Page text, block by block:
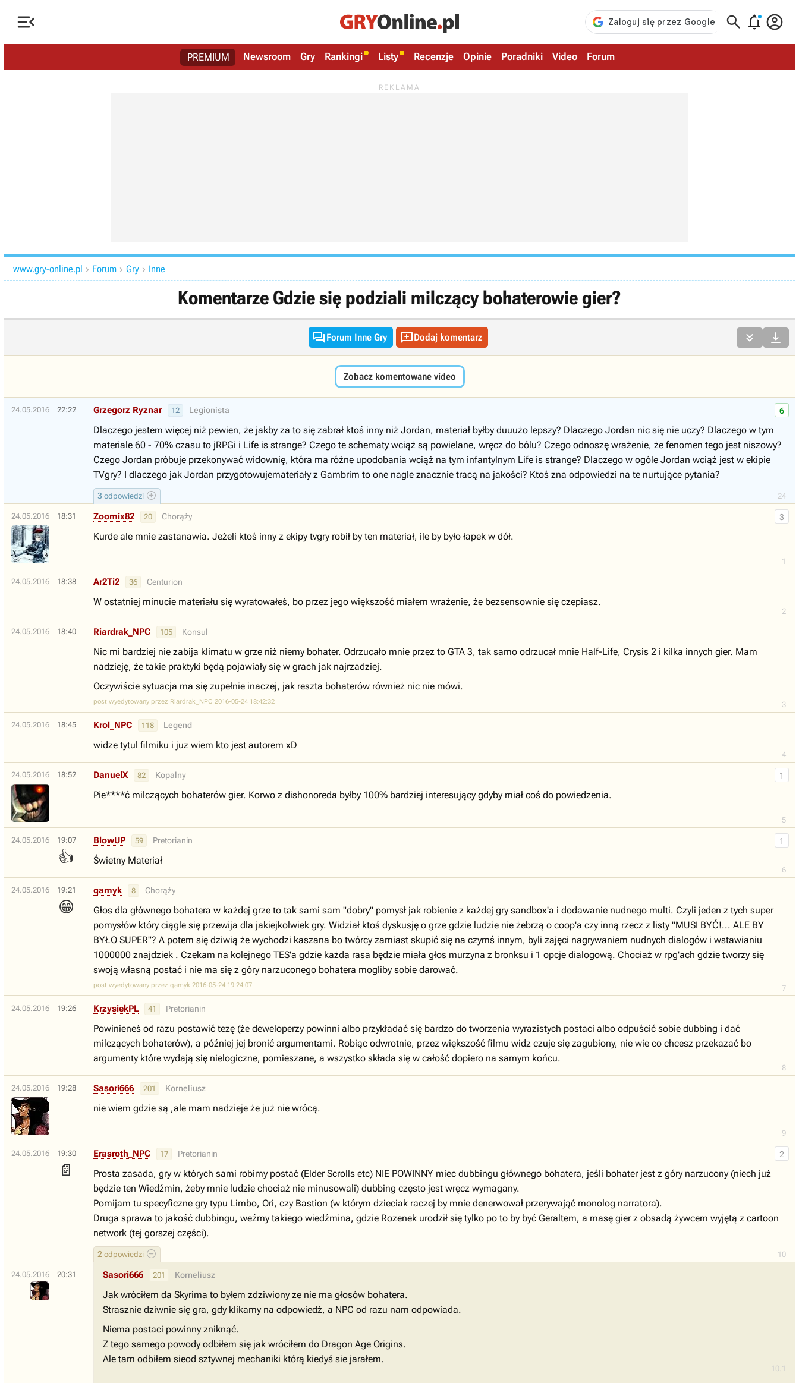
   
PREMIUM Newsroom Gry Rankingi Listy Recenzje Opinie Poradniki Video Forum
www.gry-online.pl  Forum  Gry  Inne
Komentarze Gdzie się podziali milczący bohaterowie gier?
Forum Inne Gry Dodaj komentarz  
Zobacz komentowane video
24.05.2016 22:22
24
6
3 odpowiedzi
Grzegorz Ryznar 12 Legionista
Dlaczego jestem więcej niż pewien, że jakby za to się zabrał ktoś inny niż Jordan, materiał byłby duuużo lepszy? Dlaczego Jordan nic się nie uczy? Dlaczego w tym
materiale 60 - 70% czasu to jRPGi i Life is strange? Czego te schematy wciąż są powielane, wręcz do bólu? Czego odnoszę wrażenie, że fenomen tego jest niszowy?
Czego Jordan próbuje przekonywać widownię, która ma różne upodobania wciąż na tym infantylnym Life is strange? Dlaczego w ogóle Jordan wciąż jest w ekipie
TVgry? I dlaczego jak Jordan przygotowujemateriały z Gambrim to one nagle znacznie tracą na jakości? Ktoś zna odpowiedzi na te nurtujące pytania?
24.05.2016 18:31
1
3
Zoomix82 20 Chorąży
Kurde ale mnie zastanawia. Jeżeli ktoś inny z ekipy tvgry robił by ten materiał, ile by było łapek w dół.
24.05.2016 18:38
2
Ar2Ti2 36 Centurion
W ostatniej minucie materiału się wyratowałeś, bo przez jego większość miałem wrażenie, że bezsensownie się czepiasz.
24.05.2016 18:40
3
Riardrak_NPC 105 Konsul
Nic mi bardziej nie zabija klimatu w grze niż niemy bohater. Odrzucało mnie przez to GTA 3, tak samo odrzucał mnie Half-Life, Crysis 2 i kilka innych gier. Mam
nadzieję, że takie praktyki będą pojawiały się w grach jak najrzadziej.
Oczywiście sytuacja ma się zupełnie inaczej, jak reszta bohaterów również nic nie mówi.
post wyedytowany przez Riardrak_NPC 2016-05-24 18:42:32
24.05.2016 18:45
4
Krol_NPC 118 Legend
widze tytul filmiku i juz wiem kto jest autorem xD
24.05.2016 18:52
5
1
DanuelX 82 Kopalny
Pie****ć milczących bohaterów gier. Korwo z dishonoreda byłby 100% bardziej interesujący gdyby miał coś do powiedzenia.
24.05.2016 19:07
👍
6
1
BlowUP 59 Pretorianin
Świetny Materiał
24.05.2016 19:21
😁
7
qamyk 8 Chorąży
Głos dla głównego bohatera w każdej grze to tak sami sam "dobry" pomysł jak robienie z każdej gry sandbox'a i dodawanie nudnego multi. Czyli jeden z tych super
pomysłów który ciągle się przewija dla jakiejkolwiek gry. Widział ktoś dyskusję o grze gdzie ludzie nie żebrzą o coop'a czy inną rzecz z listy "MUSI BYĆ!... ALE BY
BYŁO SUPER"? A potem się dziwią że wychodzi kaszana bo twórcy zamiast skupić się na czymś innym, byli zajęci nagrywaniem nudnych dialogów i wstawianiu
1000000 znajdziek . Czekam na kolejnego TES'a gdzie każda rasa będzie miała głos murzyna z bronksu i 1 opcje dialogową. Chociaż w rpg'ach gdzie tworzy się
swoją własną postać i nie ma się z góry narzuconego bohatera mogliby sobie darować.
post wyedytowany przez qamyk 2016-05-24 19:24:07
24.05.2016 19:26
8
KrzysiekPL 41 Pretorianin
Powinieneś od razu postawić tezę (że deweloperzy powinni albo przykładać się bardzo do tworzenia wyrazistych postaci albo odpuścić sobie dubbing i dać
milczących bohaterów), a później jej bronić argumentami. Robiąc odwrotnie, przez większość filmu widz czuje się zagubiony, nie wie co chcesz przekazać bo
argumenty które wydają się nielogiczne, pomieszane, a wszystko składa się w całość dopiero na samym końcu.
24.05.2016 19:28
9
Sasori666 201 Korneliusz
nie wiem gdzie są ,ale mam nadzieje że już nie wrócą.
24.05.2016 19:30
📄
10
2
2 odpowiedzi
Erasroth_NPC 17 Pretorianin
Prosta zasada, gry w których sami robimy postać (Elder Scrolls etc) NIE POWINNY miec dubbingu głównego bohatera, jeśli bohater jest z góry narzucony (niech już
będzie ten Wiedźmin, żeby mnie ludzie chociaż nie minusowali) dubbing często jest wręcz wymagany.
Pomijam tu specyficzne gry typu Limbo, Ori, czy Bastion (w którym dzieciak raczej by mnie denerwował przerywająć monolog narratora).
Druga sprawa to jakość dubbingu, weźmy takiego wiedźmina, gdzie Rozenek urodził się tylko po to by być Geraltem, a masę gier z obsadą żywcem wyjętą z cartoon
network (tej gorszej części).
24.05.2016 20:31
10.1
Sasori666 201 Korneliusz
Jak wróciłem da Skyrima to byłem zdziwiony ze nie ma głosów bohatera.
Strasznie dziwnie się gra, gdy klikamy na odpowiedź, a NPC od razu nam odpowiada.
Niema postaci powinny zniknąć.
Z tego samego powody odbiłem się jak wróciłem do Dragon Age Origins.
Ale tam odbiłem sieod sztywnej mechaniki którą kiedyś sie jarałem.